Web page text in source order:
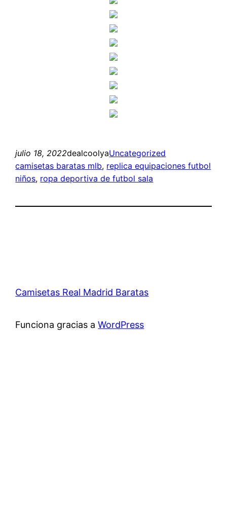
julio 18, 2022dealcoolyaUncategorized
camisetas baratas mlb, replica equipaciones futbol
niños, ropa deportiva de futbol sala
Camisetas Real Madrid Baratas
Funciona gracias aWordPress